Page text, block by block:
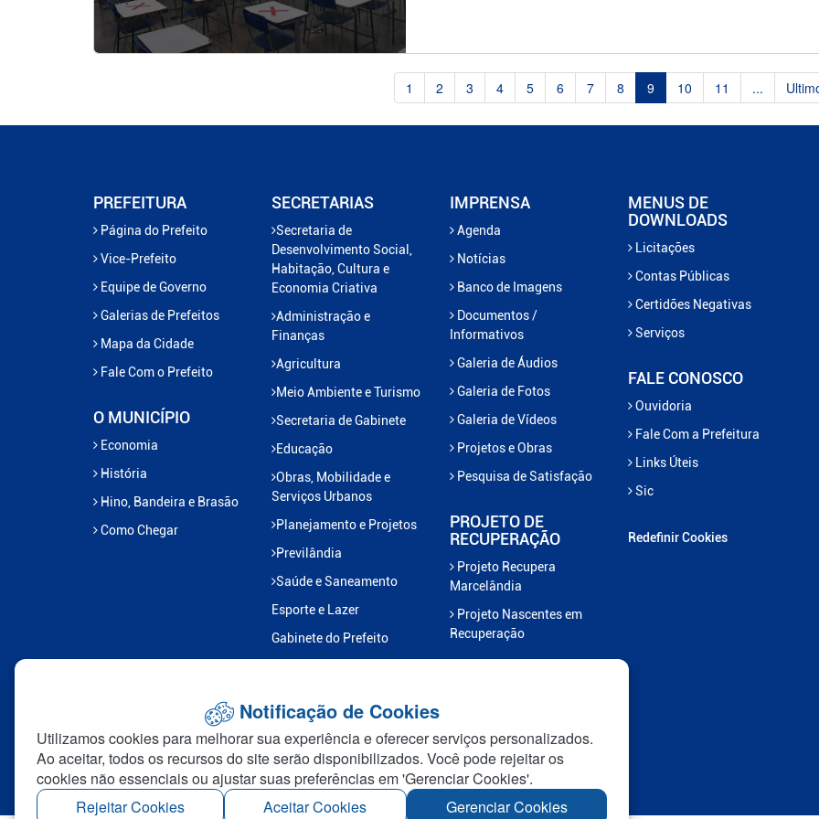
1 2 3 4 5 6 7 8 9 10 11 ...
PREFEITURA
Página do Prefeito
Vice-Prefeito
Equipe de Governo
Galerias de Prefeitos
Mapa da Cidade
Fale Com o Prefeito
O MUNICÍPIO
Economia
História
Hino, Bandeira e Brasão
Como Chegar
SECRETARIAS
Secretaria de
Desenvolvimento Social,
Habitação, Cultura e
Economia Criativa
Administração e
Finanças
Agricultura
Meio Ambiente e Turismo
Secretaria de Gabinete
Educação
Obras, Mobilidade e
Serviços Urbanos
Planejamento e Projetos
Previlândia
Saúde e Saneamento
Esporte e Lazer
Gabinete do Prefeito
Assuntos Jurídicos
Industria e Comercio
IMPRENSA
Agenda
Notícias
Banco de Imagens
Documentos /
Informativos
Galeria de Áudios
Galeria de Fotos
Galeria de Vídeos
Projetos e Obras
Pesquisa de Satisfação
PROJETO DE
RECUPERAÇÃO
Projeto Recupera
Marcelândia
Projeto Nascentes em
Recuperação
MENUS DE
DOWNLOADS
Licitações
Contas Públicas
Certidões Negativas
Serviços
FALE CONOSCO
Ouvidoria
Fale Com a Prefeitura
Links Úteis
Sic
Redefinir Cookies
Notificação de Cookies
Utilizamos cookies para melhorar sua experiência e oferecer serviços personalizados.
Ao aceitar, todos os recursos do site serão disponibilizados. Você pode rejeitar os
cookies não essenciais ou ajustar suas preferências em 'Gerenciar Cookies'.
Rejeitar Cookies
Aceitar Cookies Gerenciar Cookies